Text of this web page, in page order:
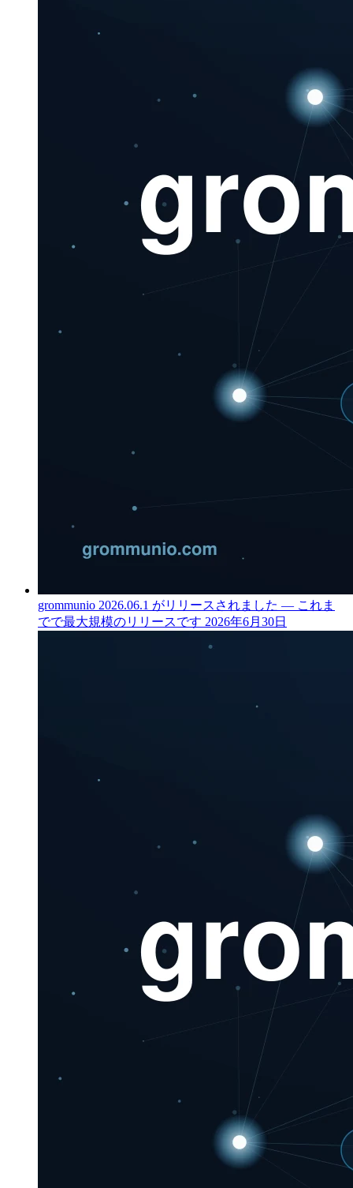
grommunio 2026.06.1 がリリースされました — これま
でで最大規模のリリースです 2026年6月30日